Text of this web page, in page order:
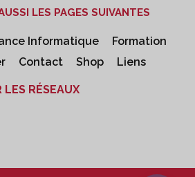
LES PAGES SUIVANTES
Informatique
Formation
Contact Shop Liens
RÉSEAUX